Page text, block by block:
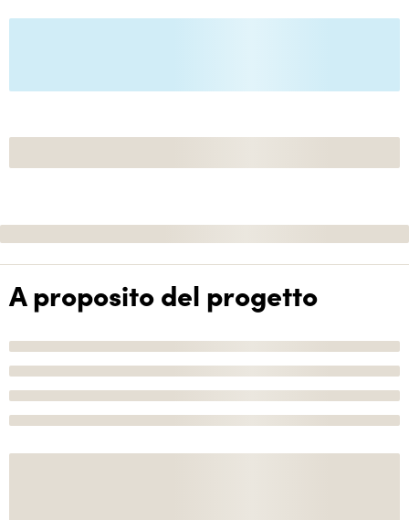
A proposito del progetto